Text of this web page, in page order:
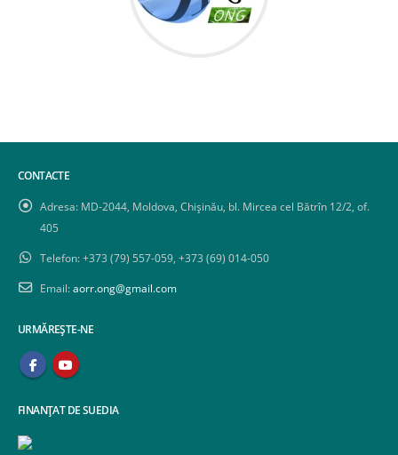
CONTACTE
Adresa: MD-2044, Moldova, Chișinău, bl. Mircea cel Bătrîn 12/2, of.
405
Telefon:+373 (79) 557-059, +373 (69) 014-050
Email:aorr.ong@gmail.com
URMĂREȘTE-NE
FINANȚAT DE SUEDIA